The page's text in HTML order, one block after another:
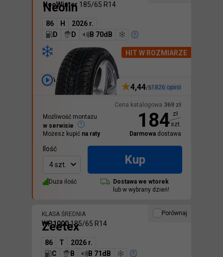
Wideo
Neolin
HIT W ROZMIARZE
NeoWinter 185/65 R14
86 H
2026 r.
D
D B 70dB
Cena katalogowa 369 zł
184 zł
szt.
Darmowa dostawa
4,44/51826 opinii
Możliwość montażu
w serwisie
Możesz kupić na raty
Ilość
4 szt.
Kup
Duża ilość Dostawa we wtorek
lub w wybrany dzień!
Porównaj
KLASA ŚREDNIA
Zeetex
WP1000185/65 R14
86 T
2026 r.
C
B B 71dB